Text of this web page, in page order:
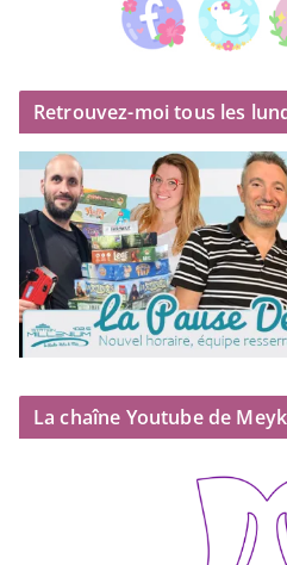
Retrouvez-moi tous les
La chaîne Youtube de